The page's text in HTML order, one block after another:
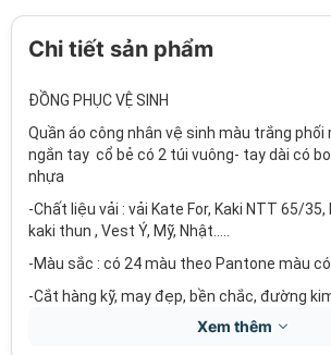
Chi tiết sản phẩm
ĐỒNG PHỤC VỆ SINH
Quần áo công nhân vệ sinh màu trắng phối
ngắn tay cổ bẻ có 2 túi vuông- tay dài có
nhựa
-Chất liệu vải : vải Kate For, Kaki NTT 65/
kaki thun , Vest Ý, Mỹ, Nhật…..
-Màu sắc : có 24 màu theo Pantone màu
-Cắt hàng kỹ, may đẹp, bền chắc, đường
Xem thêm